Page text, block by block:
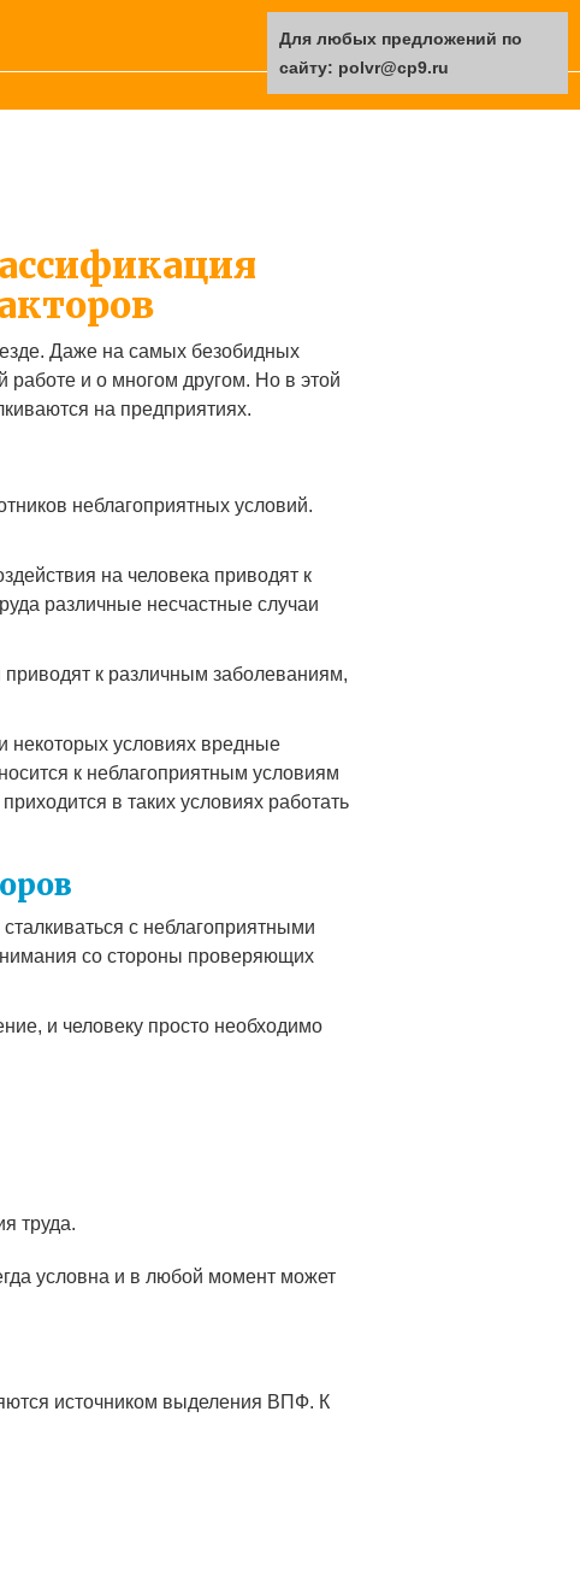
Даже на самых безобидных
работе и о многом другом. Но в этой
на предприятиях.
неблагоприятных условий.
на человека приводят к
различные несчастные случаи
к различным заболеваниям,
некоторых условиях вредные
к неблагоприятным условиям
в таких условиях работать
с неблагоприятными
со стороны проверяющих
и человеку просто необходимо
труда.
условна и в любой момент может
источником выделения ВПФ. К
Для любых предложений по
сайту: polvr@cp9.ru